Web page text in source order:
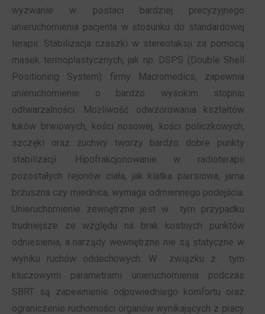
wyzwanie w postaci bardziej precyzyjnego
unieruchomienia pacjenta w stosunku do standardowej
terapii. Stabilizacja czaszki w stereotaksji za pomocą
masek termoplastycznych, jak np. DSPS (Double Shell
Positioning System) firmy Macromedics, zapewnia
unieruchomienie o bardzo wysokim stopniu
odtwarzalności. Możliwość odwzorowania kształtów
łuków brwiowych, kości nosowej, kości policzkowych,
szczęki oraz żuchwy tworzy bardzo dobre punkty
stabilizacji. Hipofrakcjonowanie w radioterapii
pozostałych rejonów ciała, jak klatka piersiowa, jama
brzuszna czy miednica, wymaga odmiennego podejścia.
Unieruchomienie zewnętrzne jest w tym przypadku
trudniejsze ze względu na brak kostnych punktów
odniesienia, a narządy wewnętrzne nie są statyczne w
wyniku ruchów oddechowych. W związku z tym
kluczowymi parametrami unieruchomienia podczas
SBRT są zapewnienie odpowiedniego komfortu oraz
ograniczenie ruchomości organów wynikających z pracy